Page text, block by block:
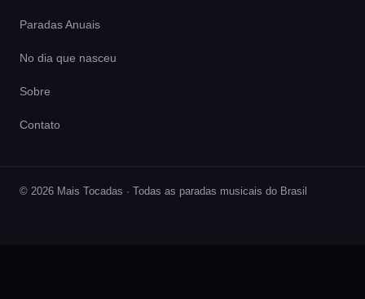
Paradas Anuais
No dia que nasceu
Sobre
Contato
© 2026 Mais Tocadas · Todas as paradas musicais do Brasil